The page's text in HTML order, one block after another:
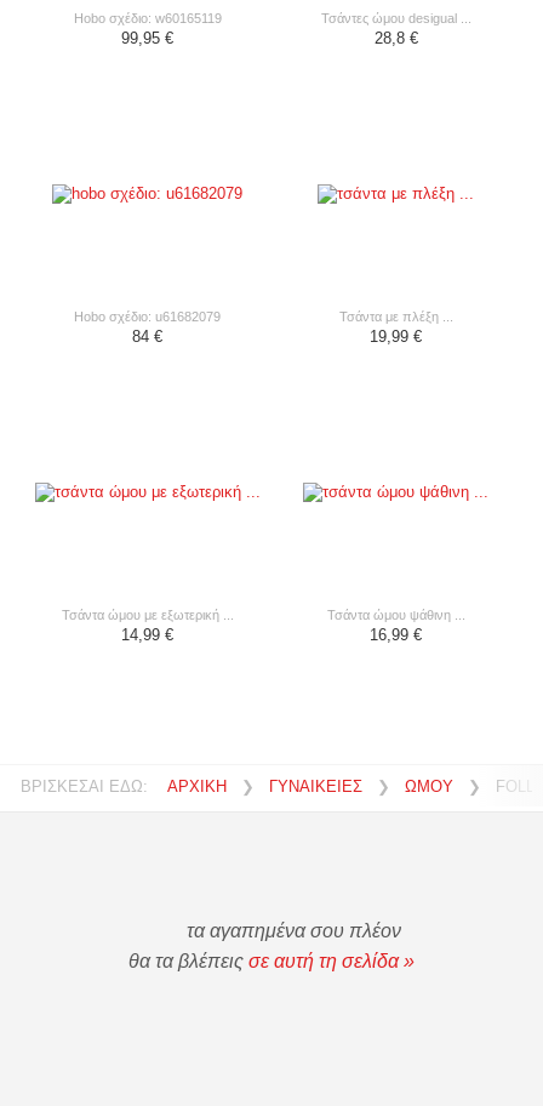
hobo σχέδιο: w60165119
99,95 €
τσάντες ώμου desigual ...
28,8 €
hobo σχέδιο: u61682079
84 €
τσάντα με πλέξη ...
19,99 €
τσάντα ώμου με εξωτερική ...
14,99 €
τσάντα ώμου ψάθινη ...
16,99 €
ΒΡΙΣΚΕΣΑΙ ΕΔΩ: ΑΡΧΙΚΗ ❯ ΓΥΝΑΙΚΕΙΕΣ ❯ ΩΜΟΥ ❯
τα αγαπημένα σου πλέον
θα τα βλέπεις σε αυτή τη σελίδα »